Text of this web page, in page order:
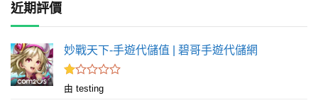
近期評價
妙戰天下-手遊代儲值 | 碧哥手遊代儲網
評
由 testing